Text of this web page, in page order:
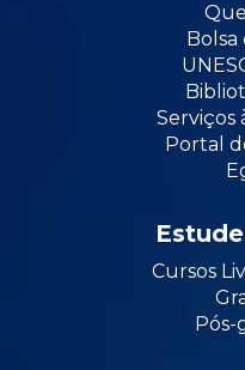
Bolsa
Serviços
Portal
Cursos
Pós-